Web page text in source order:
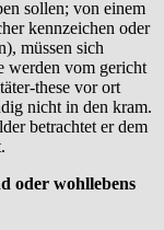
sollen; von einem
kennzeichen oder
müssen sich
werden vom gericht
these vor ort
nicht in den kram.
betrachtet er dem
oder wohllebens